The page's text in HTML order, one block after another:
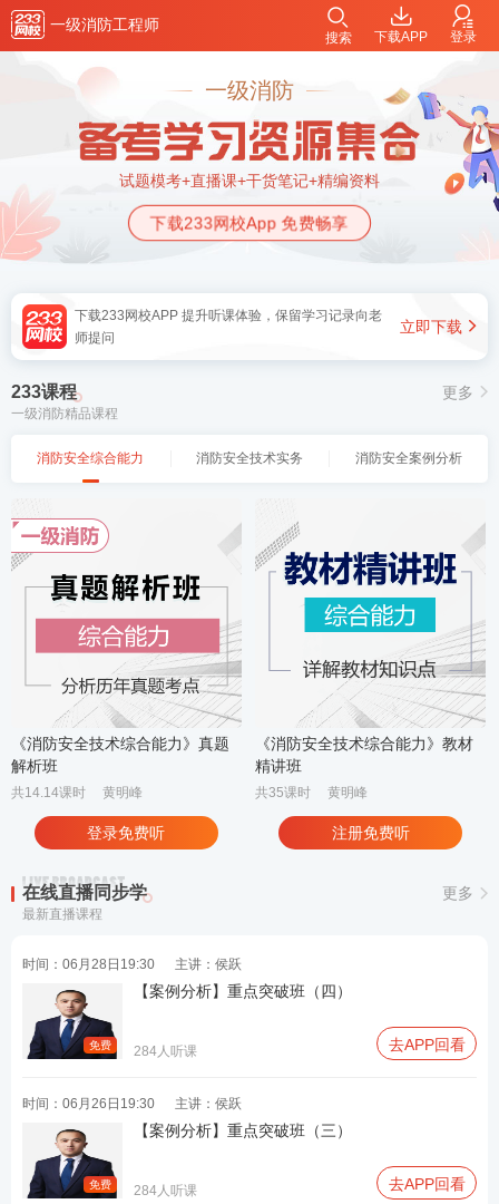
一级消防工程师
下载APP 登录
搜索
一级消防
试题模考+直播课+干货笔记+精编资料
下载233网校App 免费畅享
下载233网校APP 提升听课体验，保留学习记录向老
师提问
立即下载
233课程 更多
一级消防精品课程
消防安全综合能力 消防安全技术实务 消防安全案例分析
《消防安全技术综合能力》真题
解析班
共14.14课时 黄明峰
登录免费听
《消防安全技术综合能力》教材
精讲班
共35课时 黄明峰
注册免费听
在线直播同步学 更多
最新直播课程
时间：06月28日19:30 主讲：侯跃
免费
【案例分析】重点突破班（四）
284人听课 去APP回看
时间：06月26日19:30 主讲：侯跃
免费
【案例分析】重点突破班（三）
284人听课 去APP回看